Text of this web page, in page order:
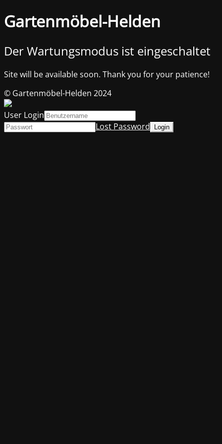
Gartenmöbel-Helden
Der Wartungsmodus ist eingeschaltet
Site will be available soon. Thank you for your patience!
© Gartenmöbel-Helden 2024
User Login
Lost Password